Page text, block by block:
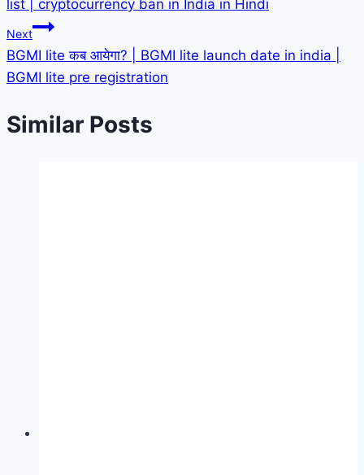
list | cryptocurrency ban in India in Hindi
Next
BGMI lite कब आयेगा? | BGMI lite launch date in india |
BGMI lite pre registration
Similar Posts